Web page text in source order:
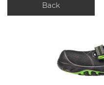
Back